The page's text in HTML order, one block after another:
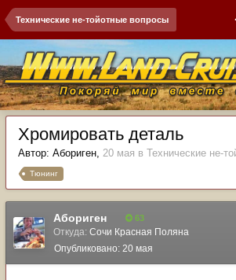
Технические не-тойотные вопросы
Хромировать деталь
Автор: Абориген, 20 мая в Технические не-
Тюнинг
Абориген 63
Откуда: Сочи Красная Поляна
Опубликовано: 20 мая